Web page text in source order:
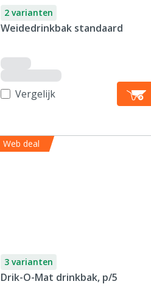
2 varianten
Weidedrinkbak standaard
Vergelijk
Web deal
3 varianten
Drik-O-Mat drinkbak, p/5